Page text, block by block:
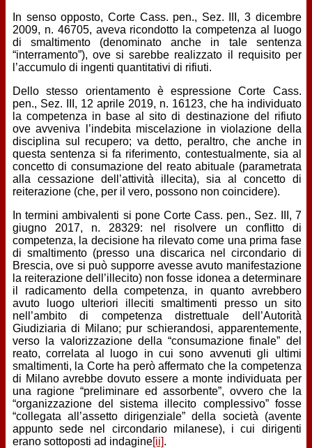
In senso opposto, Corte Cass. pen., Sez. III, 3 dicembre
2009, n. 46705, aveva ricondotto la competenza al luogo
di smaltimento (denominato anche in tale sentenza
“interramento”), ove si sarebbe realizzato il requisito per
l’accumulo di ingenti quantitativi di rifiuti.
Dello stesso orientamento è espressione Corte Cass.
pen., Sez. III, 12 aprile 2019, n. 16123, che ha individuato
la competenza in base al sito di destinazione del rifiuto
ove avveniva l’indebita miscelazione in violazione della
disciplina sul recupero; va detto, peraltro, che anche in
questa sentenza si fa riferimento, contestualmente, sia al
concetto di consumazione del reato abituale (parametrata
alla cessazione dell’attività illecita), sia al concetto di
reiterazione (che, per il vero, possono non coincidere).
In termini ambivalenti si pone Corte Cass. pen., Sez. III, 7
giugno 2017, n. 28329: nel risolvere un conflitto di
competenza, la decisione ha rilevato come una prima fase
di smaltimento (presso una discarica nel circondario di
Brescia, ove si può supporre avesse avuto manifestazione
la reiterazione dell’illecito) non fosse idonea a determinare
il radicamento della competenza, in quanto avrebbero
avuto luogo ulteriori illeciti smaltimenti presso un sito
nell’ambito di competenza distrettuale dell’Autorità
Giudiziaria di Milano; pur schierandosi, apparentemente,
verso la valorizzazione della “consumazione finale” del
reato, correlata al luogo in cui sono avvenuti gli ultimi
smaltimenti, la Corte ha però affermato che la competenza
di Milano avrebbe dovuto essere a monte individuata per
una ragione “preliminare ed assorbente”, ovvero che la
“organizzazione del sistema illecito complessivo” fosse
“collegata all’assetto dirigenziale” della società (avente
appunto sede nel circondario milanese), i cui dirigenti
erano sottoposti ad indagine[ii].